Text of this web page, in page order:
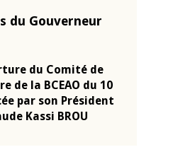
du Gouverneur
du Comité de
de la BCEAO du 4
par son Président
Kassi BROU